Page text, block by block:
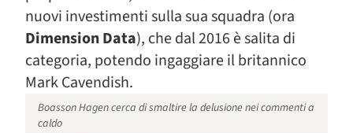
nuovi investimenti sulla sua squadra (ora
Dimension Data), che dal 2016 è salita di
categoria, potendo ingaggiare il britannico
Mark Cavendish.
Boasson Hagen cerca di smaltire la delusione nei commenti a
caldo